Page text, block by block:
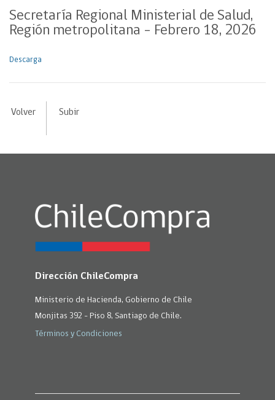
Secretaría Regional Ministerial de Salud,
Región metropolitana – Febrero 18, 2026
Descarga
Volver Subir
Dirección ChileCompra
Ministerio de Hacienda, Gobierno de Chile
Monjitas 392 - Piso 8, Santiago de Chile.
Términos y Condiciones